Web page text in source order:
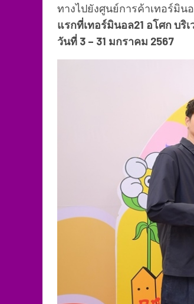
ทางไปยังศูนย์การค้าเทอร์มิน
แรกที่เทอร์มินอล21 อโศก บริ
วันที่ 3 – 31 มกราคม 2567